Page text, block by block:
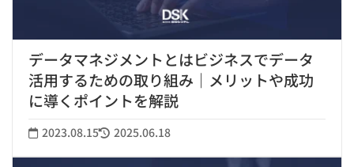
データマネジメントとはビジネスでデータ
活用するための取り組み｜メリットや成功
に導くポイントを解説
2023.08.15 2025.06.18